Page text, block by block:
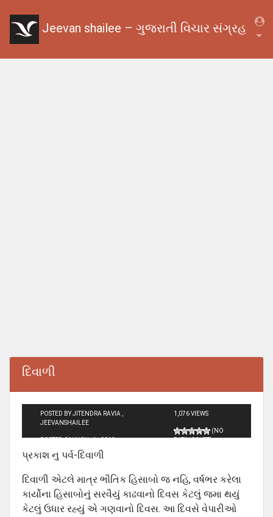
Jeevan shailee – ગુજરાતી વિચાર સંગ્રહ
દિવાળી
POSTED BY JITENDRA RAVIA ,
JEEVANSHAILEE
POSTED ON NOV - 1 - 2012
1,076 VIEWS
(NO
RATINGS YET)
પ્રકાશ નુ પર્વ-દિવાળી
દિવાળી એટલે માત્ર ભૌતિક હિસાબો જ નહિ, વર્ષભર કરેલા
કાર્યોના હિસાબોનું સરવૈયું કાઢવાનો દિવસ કેટલું જમા થયું
કેટલું ઉધાર રહ્યું એ ગણવાનો દિવસ. આ દિવસે વેપારીઓ